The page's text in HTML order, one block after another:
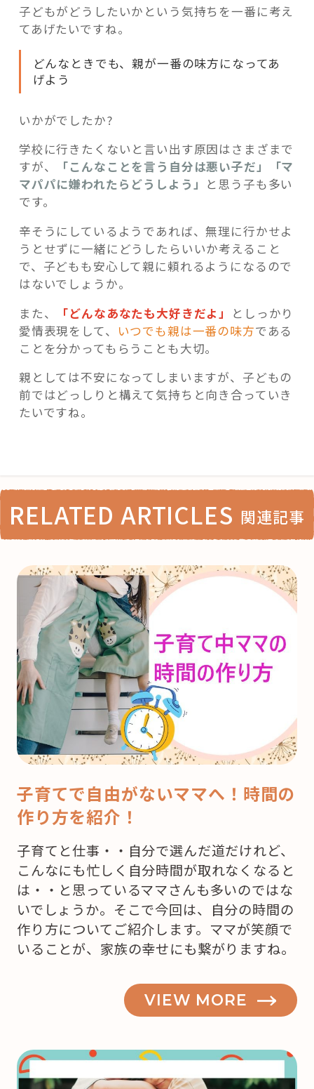
子どもがどうしたいかという気持ちを一番に考え
てあげたいですね。
どんなときでも、親が一番の味方になってあ
げよう
いかがでしたか?
学校に行きたくないと言い出す原因はさまざまで
すが、
「こんなことを言う自分は悪い子だ」「マ
マパパに嫌われたらどうしよう」 と思う子も多い
です。
辛そうにしているようであれば、無理に行かせよ
うとせずに一緒にどうしたらいいか考えること
で、子どもも安心して親に頼れるようになるので
はないでしょうか。
また、
「どんなあなたも大好きだよ」
としっかり
愛情表現をして、
いつでも親は一番の味方である
ことを分かってもらうことも大切。
親としては不安になってしまいますが、子どもの
前ではどっしりと構えて気持ちと向き合っていき
たいですね。
RELATED ARTICLES 関連記事
子育てで自由がないママへ！時間の
作り方を紹介！
子育てと仕事・・自分で選んだ道だけれど、
こんなにも忙しく自分時間が取れなくなると
は・・と思っているママさんも多いのではな
いでしょうか。そこで今回は、自分の時間の
作り方についてご紹介します。ママが笑顔で
いることが、家族の幸せにも繋がりますね。
VIEW MORE